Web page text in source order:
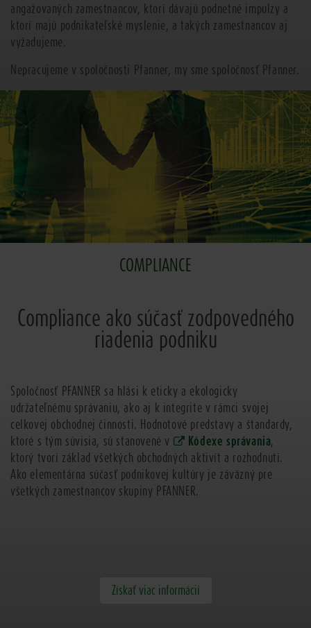
angažovaných zamestnancov, ktorí dávajú podnetné impulzy a
ktorí majú podnikateľské myslenie, a takých zamestnancov aj
vyžadujeme.
Nepracujeme v spoločnosti Pfanner, my sme spoločnosť Pfanner.
COMPLIANCE
Compliance ako súčasť zodpovedného
riadenia podniku
Spoločnosť PFANNER sa hlási k eticky a ekologicky
udržateľnému správaniu, ako aj k integrite v rámci svojej
celkovej obchodnej činnosti. Hodnotové predstavy a štandardy,
ktoré s tým súvisia, sú stanovené v
Kódexe správania,
ktorý tvorí základ všetkých obchodných aktivít a rozhodnutí.
Ako elementárna súčasť podnikovej kultúry je záväzný pre
všetkých zamestnancov skupiny PFANNER.
Získať viac informácií